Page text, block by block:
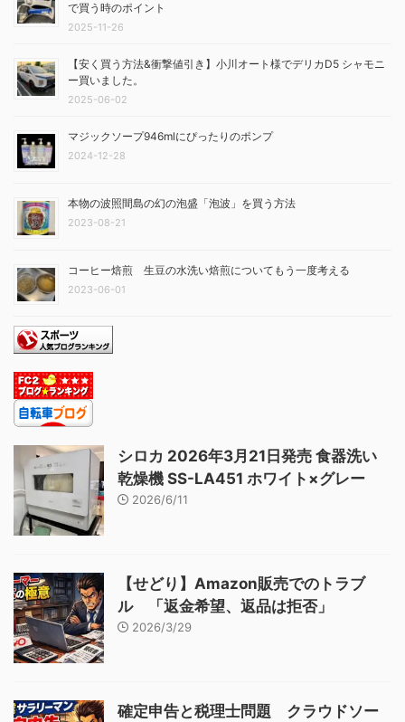
で買う時のポイント
2025-11-26
【安く買う方法&衝撃値引き】小川オート様でデリカD5 シャモニ
ー買いました。
2025-06-02
マジックソープ946mlにぴったりのポンプ
2024-12-28
本物の波照間島の幻の泡盛「泡波」を買う方法
2023-08-21
コーヒー焙煎 生豆の水洗い焙煎についてもう一度考える
2023-06-01
シロカ 2026年3月21日発売 食器洗い
乾燥機 SS-LA451 ホワイト×グレー
2026/6/11
【せどり】Amazon販売でのトラブ
ル 「返金希望、返品は拒否」
2026/3/29
確定申告と税理士問題 クラウドソー